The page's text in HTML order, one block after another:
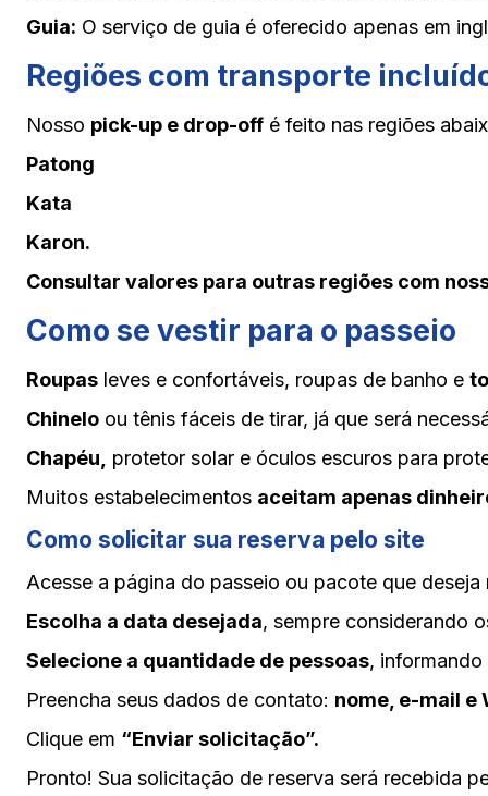
Guia: O serviço de guia é oferecido apenas em
Regiões com transporte
Nosso pick-up e drop-off é feito nas regiões
Patong
Kata
Karon.
Consultar valores para outras regiões com
Como se vestir para o passeio
Roupas leves e confortáveis, roupas de banho e
Chinelo ou tênis fáceis de tirar, já que será
Chapéu,
protetor solar e óculos escuros para
Muitos estabelecimentos aceitam apenas
Como solicitar sua reserva pelo site
Acesse a página do passeio ou pacote que deseja
Escolha a data desejada, sempre considerando
Selecione a quantidade de pessoas,
Preencha seus dados de contato: nome, e-mail e
Clique em “Enviar solicitação”.
Pronto! Sua solicitação de reserva será recebida